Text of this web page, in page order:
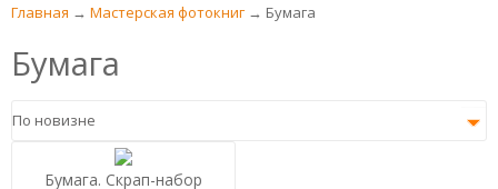
Главная → Мастерская фотокниг → Бумага
Бумага
Бумага. Скрап-набор